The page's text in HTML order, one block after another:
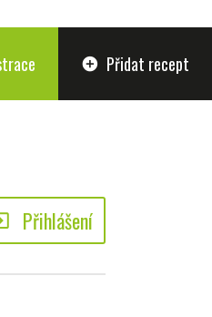
add_circle Přidat recept
Přihlášení